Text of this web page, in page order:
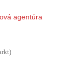
agentúra